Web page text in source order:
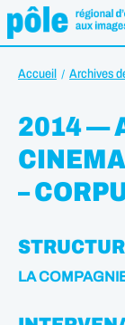
Accueil Archives
2014 —
–
LA